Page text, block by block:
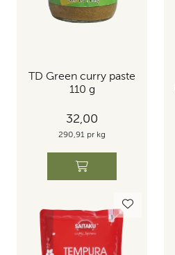
TD Green curry paste
110 g
32,00
290,91 pr kg